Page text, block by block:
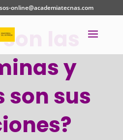
online@academiatecnas.com
las
y
son sus